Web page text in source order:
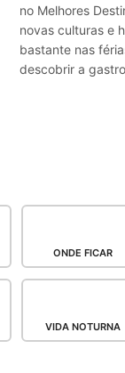
no Melhores
novas culturas e
bastante nas
descobrir a
ONDE FICAR
VIDA NOTURNA